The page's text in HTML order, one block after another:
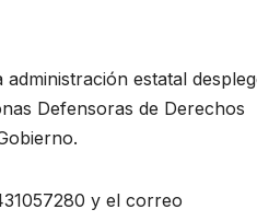
estatal
Defensoras de Derechos
y el correo